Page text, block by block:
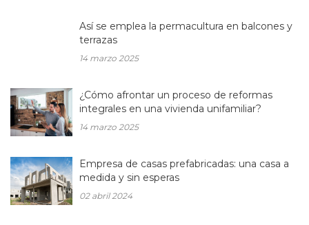
Así se emplea la permacultura en balcones y
terrazas
14 marzo 2025
¿Cómo afrontar un proceso de reformas
integrales en una vivienda unifamiliar?
14 marzo 2025
Empresa de casas prefabricadas: una casa a
medida y sin esperas
02 abril 2024